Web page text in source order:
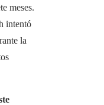
meses.
intentó
la